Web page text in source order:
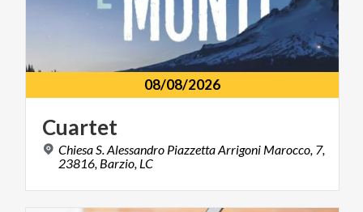
08/08/2026
Cuartet
Chiesa S. Alessandro Piazzetta Arrigoni Marocco, 7,
23816, Barzio, LC